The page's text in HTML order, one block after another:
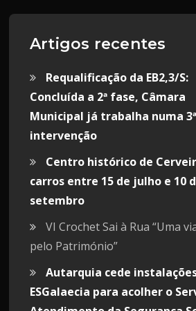
Artigos recentes
Requalificação da EB2,3/S:
Concluída a 2ª fase, Câmara
Municipal já trabalha numa 3ª
intervenção
Centro histórico de
carros entre 15 de julho e 10
setembro
VI Crochet Sai à Rua “Uma
pelo Património”
Autarquia cede
ESGalaecia para acolher o